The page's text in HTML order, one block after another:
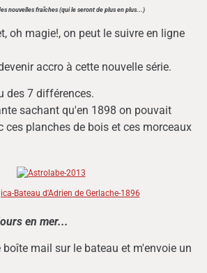
nouvelles fraîches (qui le seront de plus en plus...)
oh magie!, on peut le suivre en ligne
accro à cette nouvelle série.
des 7 différences.
sachant qu'en 1898 on pouvait
ces planches de bois et ces morceaux
en mer...
boîte mail sur le bateau et m'envoie un